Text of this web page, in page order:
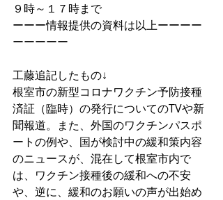
９時～１７時まで
ーーー情報提供の資料は以上ーーーー
ーーーーー
工藤追記したもの↓
根室市の新型コロナワクチン予防接種
済証（臨時）の発行についてのTVや新
聞報道。また、外国のワクチンパスポ
ートの例や、国が検討中の緩和策内容
のニュースが、混在して根室市内で
は、ワクチン接種後の緩和への不安
や、逆に、緩和のお願いの声が出始め